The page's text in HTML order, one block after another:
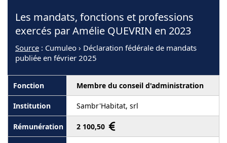
Les mandats, fonctions et professions
exercés par Amélie QUEVRIN en 2023
Source : Cumuleo › Déclaration fédérale de mandats
publiée en février 2025
Membre du conseil d'administration
Sambr'Habitat, srl
2 100,50